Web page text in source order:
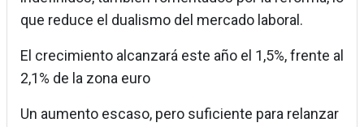
que reduce el dualismo del mercado laboral.
El crecimiento alcanzará este año el 1,5%, frente al
2,1% de la zona euro
Un aumento escaso, pero suficiente para relanzar